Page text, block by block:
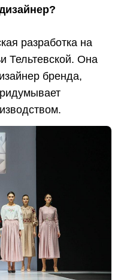
разработка на
Тельтевской. Она
бренда,